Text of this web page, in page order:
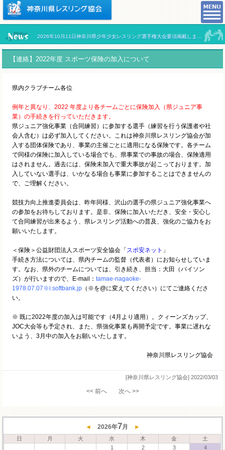
【連絡】2022年度 スポーツ保険の加入について
県内クラブチーム各位
例年と異なり、2022 年度より各チームごとに保険加入（県ジュニア事
業）の手続きを行っていただきます。
県ジュニア強化事業（合同練習）に参加する選手（練習を行う保護者や社
会人含む）は必ず加入してください。これは神奈川県レスリング協会が加
入する団体保険であり、事業の主催ごとに適用になる保険です。各チーム
で同様の保険に加入している場合でも、県事業での事故の場合、保険適用
はされません。過去には、保険未加入で重大事故が起こっております。加
入していない選手は、いかなる場合も事業に参加することはできませんの
で、ご理解ください。
競技力向上推進委員会は、昨年同様、沢山の選手の県ジュニア強化事業へ
の参加をお待ちしております。是非、保険に加入いただき、安全・安心し
て合同練習が出来るよう、県レスリング活動への普及、強化のご協力をお
願いいたします。
＜保険＞公益財団法人スポーツ安全協会「スポ安ネット 」
手続き方法については、県内チームの監督（代表者）にお知らせしていま
す。なお、県外のチームについては、引き続き、担当：大田（バイソン
ズ）が行いますので、E-mail：tamae-nagaoke-
1978.07.07※i.softbank.jp （※を@に変えてください）にてご連絡くださ
い。
※ 既に2022年度の加入は可能です（4月より適用）。クィーンズカップ、
JOC大会等も予定され、また、県強化事業も再開予定です。事業に遅れな
いよう、3月中の加入をお願いいたします。
神奈川県レスリング協会
[神奈川県レスリング協会] 2022/03/03
<< 前へ 次へ >>
◄ 2026年7月 ►
日 月 火 水 木 金
土
1
2 3 4